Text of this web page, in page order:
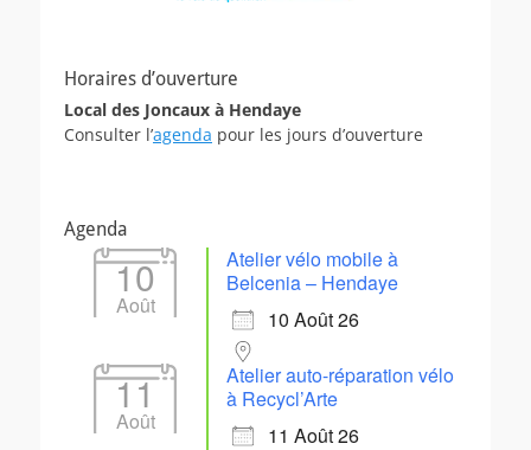
Horaires d’ouverture
Local des Joncaux à Hendaye
Consulter l’agenda pour les jours d’ouverture
Agenda
10
Août
Atelier vélo mobile à
Belcenia – Hendaye
10 Août 26
11
Août
Atelier auto-réparation vélo
à Recycl’Arte
11 Août 26